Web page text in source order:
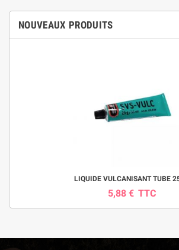
NOUVEAUX PRODUITS
LIQUIDE VULCANISANT TUBE
5,88 € TTC